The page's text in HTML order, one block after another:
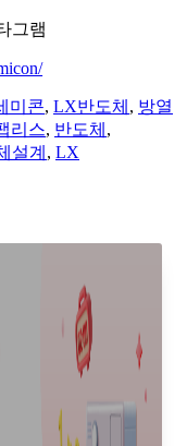
그램
미콘, LX반도체 , 방열
리스, 반도체 ,
설계 , LX